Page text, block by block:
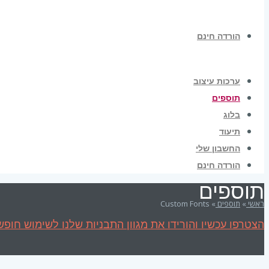
הורדה חינם
ערכות עיצוב
תוספים
בלוג
תיעוד
החשבון שלי
הורדה חינם
תוספים
ראשי » תוספים »
Custom Fonts
הצטרפו עכשיו והורידו את מגוון התבניות שלנו לשימוש